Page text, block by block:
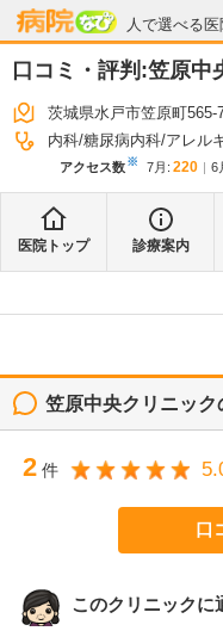
人で選べる
病院なび
口コミ・評判:笠原中
茨城県水戸市笠原町565-
内科 糖尿病内科 アレル
アクセス数※ 7月 : 220 6
医院トップ 診療案内
笠原中央クリニック
2 件
口
このクリニックに